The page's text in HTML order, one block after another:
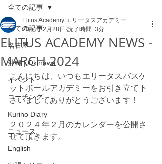
全ての記事
名古屋
沖縄 | Okinawa
イベント
コーチング
Kurino Diary
ニュース
English
全ての記事
ELITUS ACADEMY NEWS -
MARCH 2024
Elitus Academy|エリータスアカデミー
2024年2月28日 読了時間: 3分
こんにちは、いつもエリータスバスケ
ットボールアカデミーをお引き立て下
さいましてありがとうございます！
２０２４年２月のカレンダーを公開さ
せて頂きます。